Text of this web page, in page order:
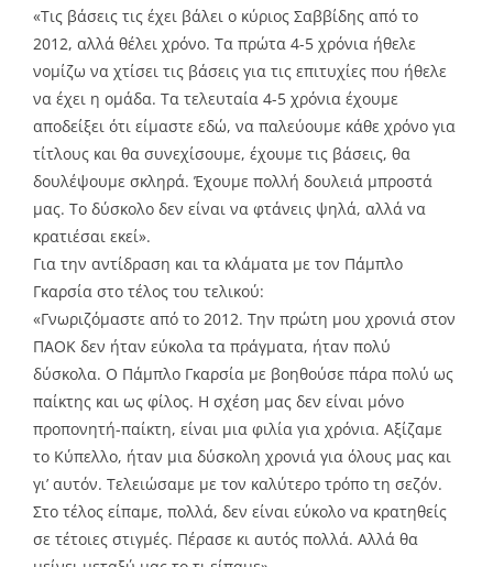
«Τις βάσεις τις έχει βάλει ο κύριος Σαββίδης από το
2012, αλλά θέλει χρόνο. Τα πρώτα 4-5 χρόνια ήθελε
νομίζω να χτίσει τις βάσεις για τις επιτυχίες που ήθελε
να έχει η ομάδα. Τα τελευταία 4-5 χρόνια έχουμε
αποδείξει ότι είμαστε εδώ, να παλεύουμε κάθε χρόνο για
τίτλους και θα συνεχίσουμε, έχουμε τις βάσεις, θα
δουλέψουμε σκληρά. Έχουμε πολλή δουλειά μπροστά
μας. Το δύσκολο δεν είναι να φτάνεις ψηλά, αλλά να
κρατιέσαι εκεί».
Για την αντίδραση και τα κλάματα με τον Πάμπλο
Γκαρσία στο τέλος του τελικού:
«Γνωριζόμαστε από το 2012. Την πρώτη μου χρονιά στον
ΠΑΟΚ δεν ήταν εύκολα τα πράγματα, ήταν πολύ
δύσκολα. Ο Πάμπλο Γκαρσία με βοηθούσε πάρα πολύ ως
παίκτης και ως φίλος. Η σχέση μας δεν είναι μόνο
προπονητή-παίκτη, είναι μια φιλία για χρόνια. Αξίζαμε
το Κύπελλο, ήταν μια δύσκολη χρονιά για όλους μας και
γι’ αυτόν. Τελειώσαμε με τον καλύτερο τρόπο τη σεζόν.
Στο τέλος είπαμε, πολλά, δεν είναι εύκολο να κρατηθείς
σε τέτοιες στιγμές. Πέρασε κι αυτός πολλά. Αλλά θα